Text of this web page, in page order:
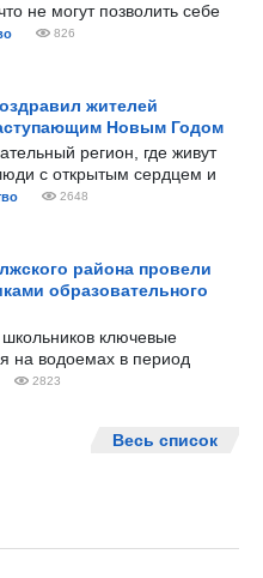
не могут позволить себе
826
жителей
Новым Годом
регион, где живут
с открытым сердцем и
2648
района провели
образовательного
ключевые
на водоемах в период
2823
Весь список